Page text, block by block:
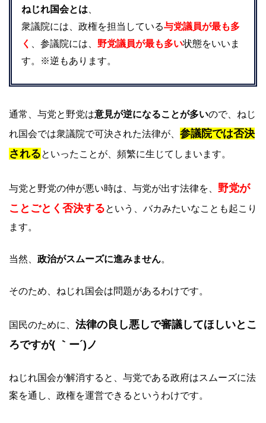
ねじれ国会とは
衆議院には、政権を担当している与党議員が最も多
く
、参議院には、 野党議員が最も多い状態をいいま
す。※逆もあります。
通常、与党と野党は意見が逆になることが多いので、ねじ
れ国会では衆議院で可決された法律が、 参議院では否決
されるといったことが、頻繁に生じてしまいます。
与党と野党の仲が悪い時は、与党が出す法律を、 野党が
ことごとく否決するという、バカみたいなことも起こり
ます。
当然、 政治がスムーズに進みません。
そのため、ねじれ国会は問題があるわけです。
国民のために、 法律の良し悪しで審議してほしいとこ
ろですが( ｀ー´)ノ
ねじれ国会が解消すると、与党である政府はスムーズに法
案を通し、政権を運営できるというわけです。